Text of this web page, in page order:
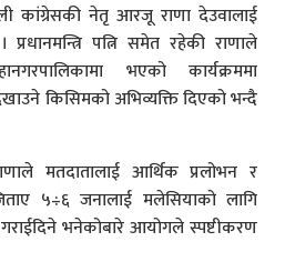
कांग्रेसकी नेतृ आरजू राणा देउवालाई
पत्नि समेत रहेकी राणाले
भएको कार्यक्रममा
किसिमको अभिव्यक्ति दिएको भन्दै
मतदातालाई आर्थिक प्रलोभन र
५÷६ जनालाई मलेसियाको लागि
भनेकोबारे आयोगले स्पष्टीकरण